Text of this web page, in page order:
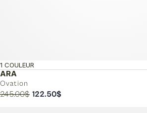
ARA
Ovation
1 COULEUR
245.00$ Le
122.50$Le